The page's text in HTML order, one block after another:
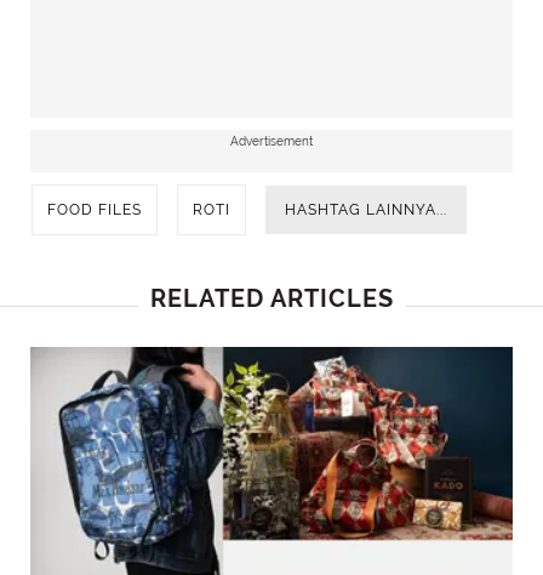
Advertisement
FOOD FILES ROTI HASHTAG LAINNYA...
RELATED ARTICLES